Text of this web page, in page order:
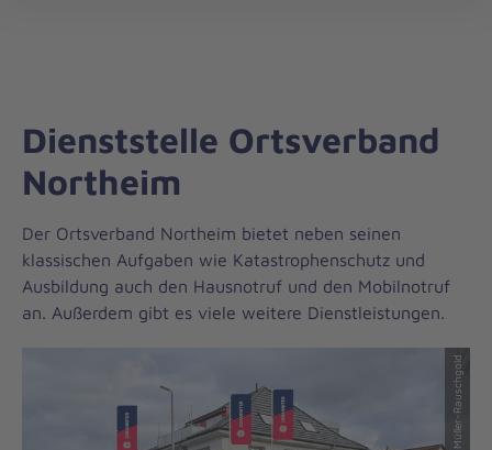
Dienststelle Ortsverband
Northeim
Der Ortsverband Northeim bietet neben seinen
klassischen Aufgaben wie Katastrophenschutz und
Ausbildung auch den Hausnotruf und den Mobilnotruf
an. Außerdem gibt es viele weitere Dienstleistungen.